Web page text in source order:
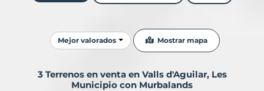
Ordenar resultados
Mejor valorados Mostrar mapa
3 Terrenos en venta en Valls d'Aguilar, Les
Municipio con Murbalands